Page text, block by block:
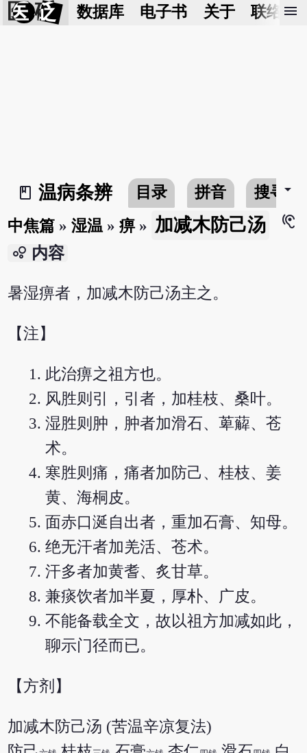
医 砭 数据库 电子书 关于 联络我
menu
book_2
温病条辨 目录 拼音 搜寻arrow_drop_down
中焦篇 »湿温 »痹» 加减木防己汤
hearing
bubble_chart 内容
暑湿痹者，加减木防己汤主之。
【注】
此治痹之祖方也。
风胜则引，引者，加桂枝、桑叶。
湿胜则肿，肿者加滑石、萆薢、苍
术。
寒胜则痛，痛者加防己、桂枝、姜
黄、海桐皮。
面赤口涎自出者，重加石膏、知母。
绝无汗者加羌活、苍术。
汗多者加黄耆、炙甘草。
兼痰饮者加半夏，厚朴、广皮。
不能备载全文，故以祖方加减如此，
聊示门径而已。
【方剂】
加减木防己汤 (苦温辛凉复法)